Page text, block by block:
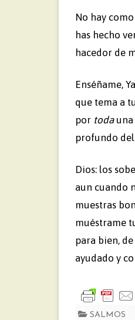
No hay
has hecho
hacedor de
Enséñame,
que tema a
por todauna
profundo del
Dios: los
aun cuando
muestras
muéstrame
para bien,
ayudado y
SALMOS